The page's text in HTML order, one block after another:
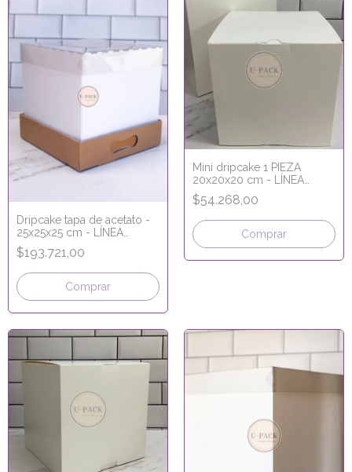
Dripcake tapa de acetato -
25x25x25 cm - LÍNEA
PREMIUM
$193.721,00
Comprar
Mini dripcake 1 PIEZA
20x20x20 cm - LÍNEA
PREMIUM
$54.268,00
Comprar